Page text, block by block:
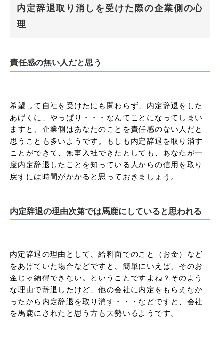
内定辞退取り消しを受けた際の企業側の心
理
責任感の無い人だと思う
希望して自社を受けたにも関わらず、内定辞退をした
あげくに、やっぱり・・・なんてことになってしまい
ますと、企業側はあなたのことを責任感のない人だと
思うことも多いようです。もしも内定辞退を取り消す
ことができて、無事入社できたとしても、あなたが一
度内定辞退したことを知っている人からの信用を取り
戻すには時間がかかると思っておきましょう。
内定辞退の理由次第では馬鹿にしていると思われる
内定辞退の理由として、給料面でのこと（お金）など
をあげていた場合などですと、簡単にいえば、そのお
金じゃ納得できない。ということですよね？そのよう
な理由で辞退したけど、他の会社に内定をもらえなか
ったから内定辞退を取り消す・・・などですと、会社
を馬鹿にされたと思う方も大勢いるようです。